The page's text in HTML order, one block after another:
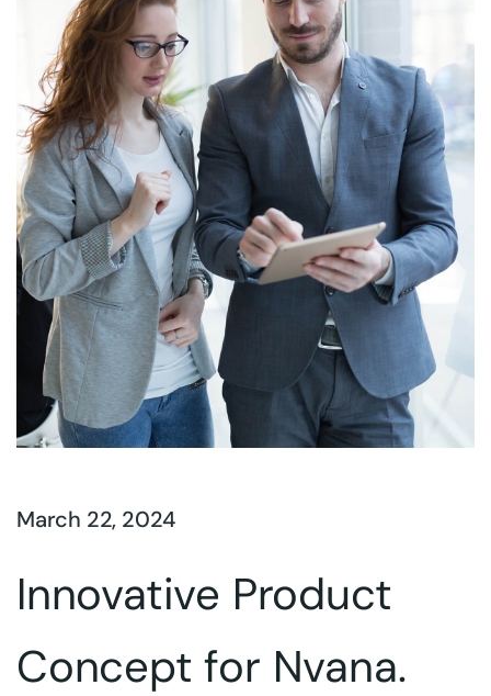
March 22, 2024
Innovative Product
Concept for Nvana.